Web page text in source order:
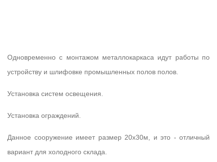
Одновременно с монтажом металлокаркаса идут работы по
устройству и шлифовке промышленных полов полов.
Установка систем освещения.
Установка ограждений.
Данное сооружение имеет размер 20x30м, и это - отличный
вариант для холодного склада.